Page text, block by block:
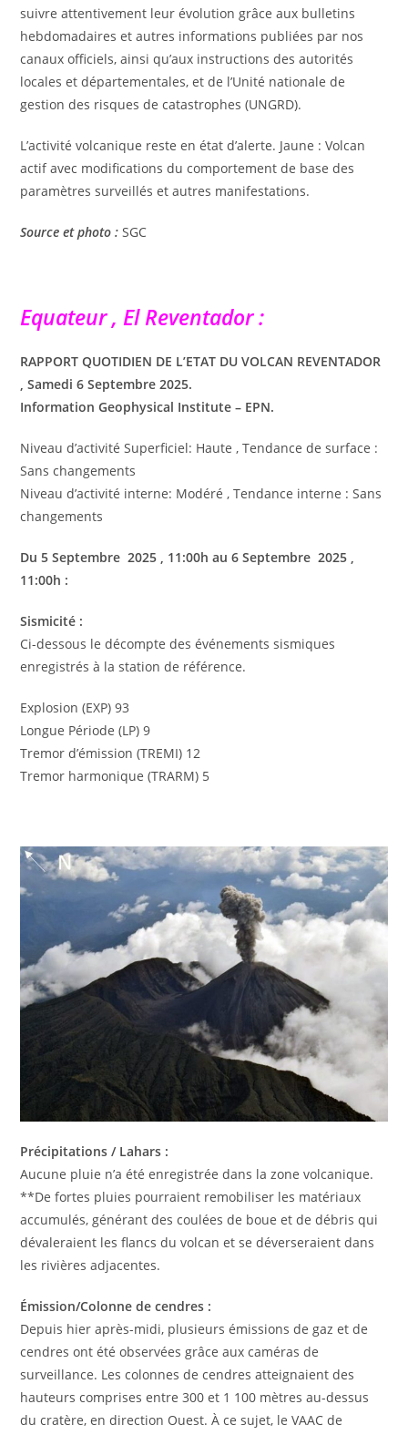
suivre attentivement leur évolution grâce aux bulletins
hebdomadaires et autres informations publiées par nos
canaux officiels, ainsi qu’aux instructions des autorités
locales et départementales, et de l’Unité nationale de
gestion des risques de catastrophes (UNGRD).
L’activité volcanique reste en état d’alerte. Jaune : Volcan
actif avec modifications du comportement de base des
paramètres surveillés et autres manifestations.
Source et photo : SGC
Equateur , El Reventador :
RAPPORT QUOTIDIEN DE L’ETAT DU VOLCAN REVENTADOR
, Samedi 6 Septembre 2025.
Information Geophysical Institute – EPN.
Niveau d’activité Superficiel: Haute , Tendance de surface :
Sans changements
Niveau d’activité interne: Modéré , Tendance interne : Sans
changements
Du5 Septembre 2025 , 11:00h au6 Septembre 2025 ,
11:00h :
Sismicité :
Ci-dessous le décompte des événements sismiques
enregistrés à la station de référence.
Explosion (EXP) 93
Longue Période (LP) 9
Tremor d’émission (TREMI) 12
Tremor harmonique (TRARM) 5
Précipitations / Lahars :
Aucune pluie n’a été enregistrée dans la zone volcanique.
**De fortes pluies pourraient remobiliser les matériaux
accumulés, générant des coulées de boue et de débris qui
dévaleraient les flancs du volcan et se déverseraient dans
les rivières adjacentes.
Émission/Colonne de cendres :
Depuis hier après-midi, plusieurs émissions de gaz et de
cendres ont été observées grâce aux caméras de
surveillance. Les colonnes de cendres atteignaient des
hauteurs comprises entre 300 et 1 100 mètres au-dessus
du cratère, en direction Ouest. À ce sujet, le VAAC de